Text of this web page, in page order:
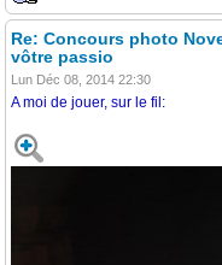
Re: Concours photo
vôtre passio
Lun Déc 08, 2014 22:30
A moi de jouer, sur le fil: